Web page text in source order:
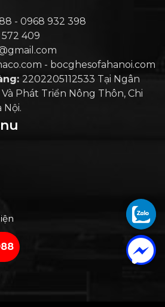
- 0968 932 398
409
- bocghesofahanoi.com
2202205112533 Tại Ngân
Phát Triển Nông Thôn, Chi
Nội.